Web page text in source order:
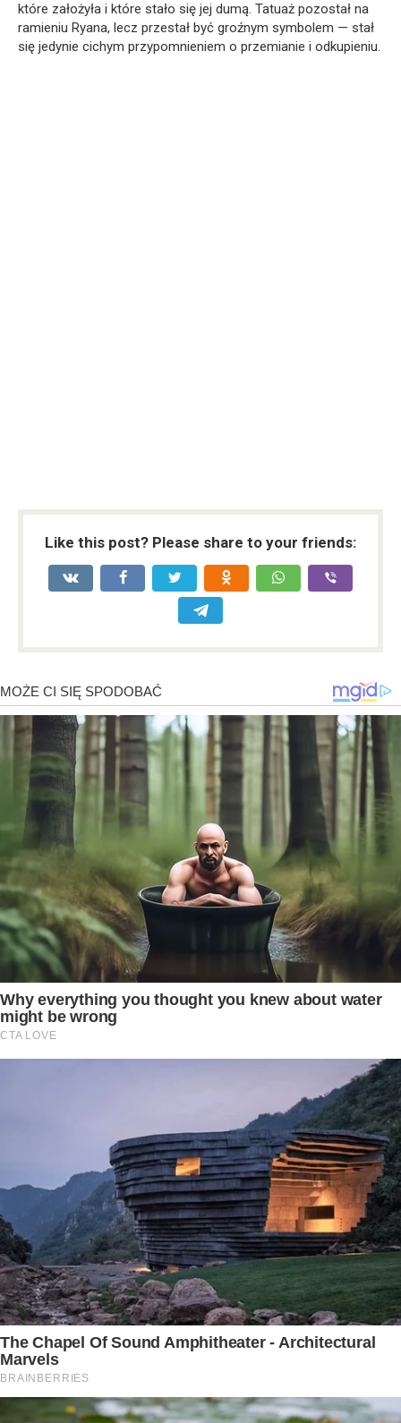
które założyła i które stało się jej dumą. Tatuaż pozostał na
ramieniu Ryana, lecz przestał być groźnym symbolem — stał
się jedynie cichym przypomnieniem o przemianie i odkupieniu.
Like this post? Please share to your friends: